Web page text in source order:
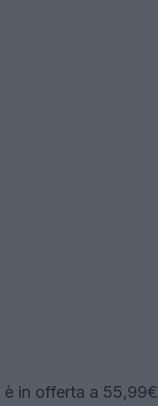
è in offerta a 55,99€